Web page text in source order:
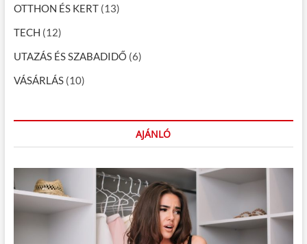
OTTHON ÉS KERT(13)
TECH (12)
UTAZÁS ÉS SZABADIDŐ (6)
VÁSÁRLÁS(10)
AJÁNLÓ